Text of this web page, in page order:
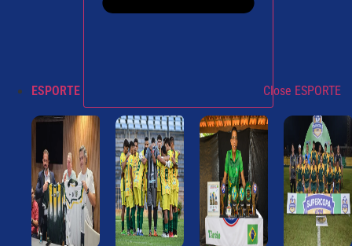
ESPORTE Close ESPORTE